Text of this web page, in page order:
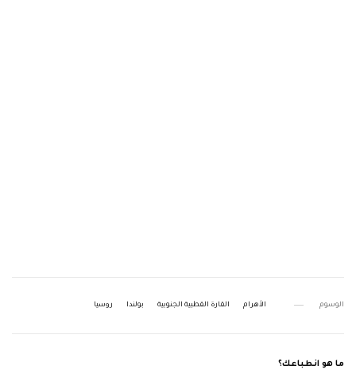
الوسوم الأهرام القارة القطبية الجنوبية بولندا روسيا
ما هو انطباعك؟